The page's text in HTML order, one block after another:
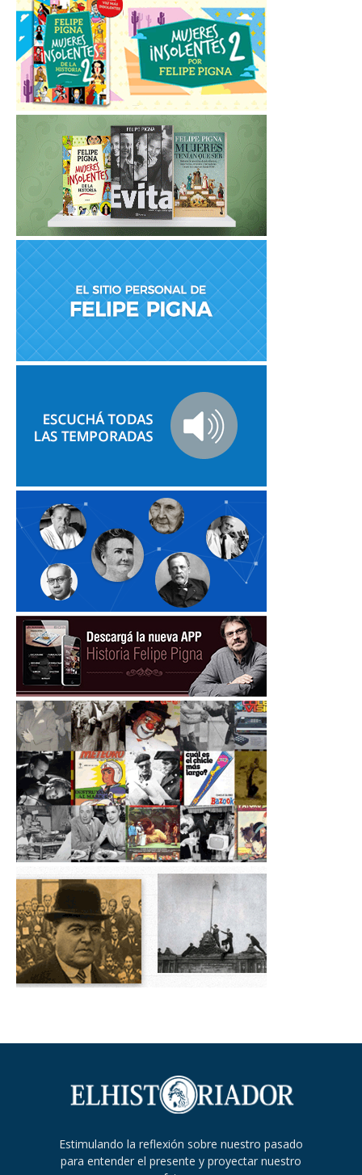
Estimulando la reflexión sobre nuestro pasado
para entender el presente y proyectar nuestro